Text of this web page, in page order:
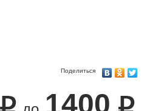
Поделиться
1400